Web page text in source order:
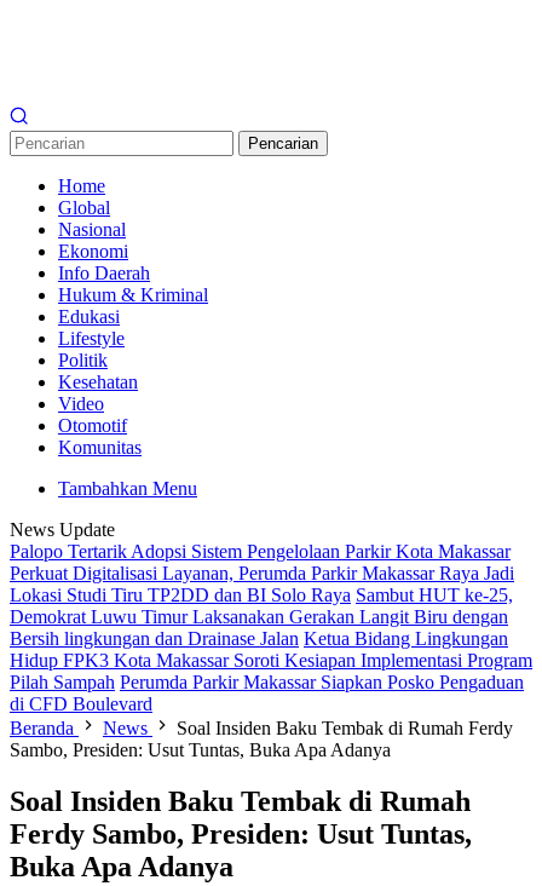
Pencarian
Home
Global
Nasional
Ekonomi
Info Daerah
Hukum & Kriminal
Edukasi
Lifestyle
Politik
Kesehatan
Video
Otomotif
Komunitas
Tambahkan Menu
News Update
Palopo Tertarik Adopsi Sistem Pengelolaan Parkir Kota Makassar
Perkuat Digitalisasi Layanan, Perumda Parkir Makassar Raya Jadi
Lokasi Studi Tiru TP2DD dan BI Solo Raya Sambut HUT ke-25,
Demokrat Luwu Timur Laksanakan Gerakan Langit Biru dengan
Bersih lingkungan dan Drainase Jalan Ketua Bidang Lingkungan
Hidup FPK3 Kota Makassar Soroti Kesiapan Implementasi Program
Pilah Sampah Perumda Parkir Makassar Siapkan Posko Pengaduan
di CFD Boulevard
Beranda
News
Soal Insiden Baku Tembak di Rumah Ferdy
Sambo, Presiden: Usut Tuntas, Buka Apa Adanya
Soal Insiden Baku Tembak di Rumah
Ferdy Sambo, Presiden: Usut Tuntas,
Buka Apa Adanya